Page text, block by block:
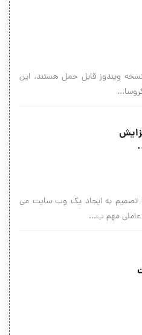
نسخه ویندوز قابل حمل هستند. این
تصمیم به ایجاد یک وب سایت می
مهم ب...